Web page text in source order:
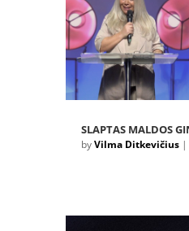
SLAPTAS MALDOS
byVilma Ditkevičius|